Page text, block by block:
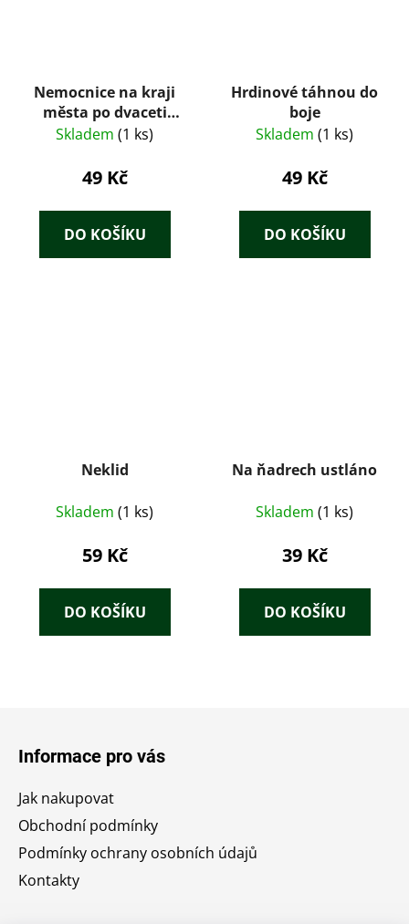
Nemocnice na kraji
města po dvaceti
letech : televizní
stejnojmenného
Skladem (1 ks)
49 Kč
DO KOŠÍKU
Hrdinové táhnou do
boje
Skladem (1 ks)
49 Kč
DO KOŠÍKU
Neklid
Skladem (1 ks)
59 Kč
DO KOŠÍKU
Na ňadrech ustláno
Skladem (1 ks)
39 Kč
DO KOŠÍKU
Informace pro vás
Jak nakupovat
Obchodní podmínky
Podmínky ochrany osobních údajů
Kontakty